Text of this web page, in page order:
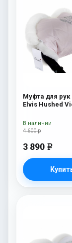
Муфта для рук
Elvis Hushed
4 600 р
3 890 e
В наличии